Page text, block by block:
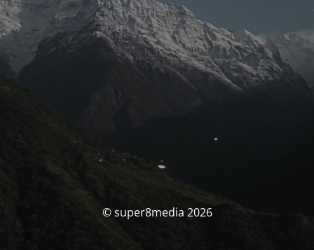
© super8media 2026